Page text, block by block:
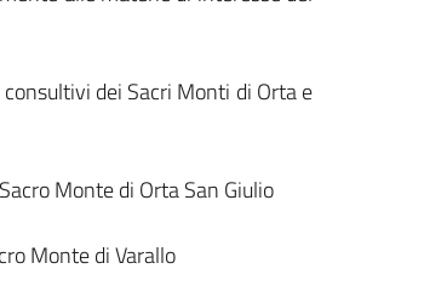
dei Sacri Monti di Orta e
Monte di Orta San Giulio
Monte di Varallo